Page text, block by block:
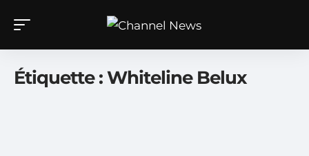
Étiquette :Whiteline Belux